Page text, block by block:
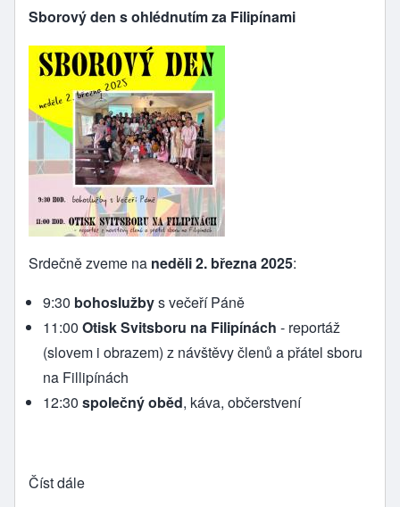
Sborový den s ohlédnutím za Filipínami
Srdečně zveme na neděli 2. března 2025:
9:30 bohoslužbys večeří Páně
11:00 Otisk Svitsboru na Filipínách - reportáž
(slovem i obrazem) z návštěvy členů a přátel sboru
na Fillipínách
12:30 společný oběd, káva, občerstvení
Číst dále